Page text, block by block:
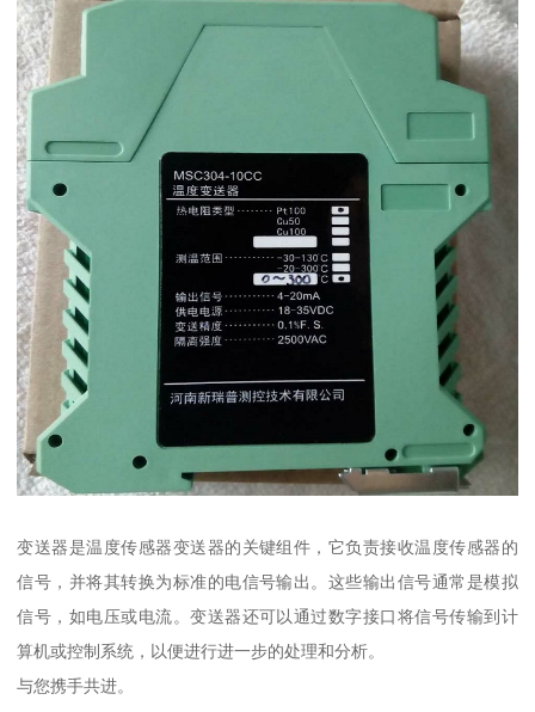
变送器是温度传感器变送器的关键组件，它负责接收温度传感器的
信号，并将其转换为标准的电信号输出。这些输出信号通常是模拟
信号，如电压或电流。变送器还可以通过数字接口将信号传输到计
算机或控制系统，以便进行进一步的处理和分析。
与您携手共进。